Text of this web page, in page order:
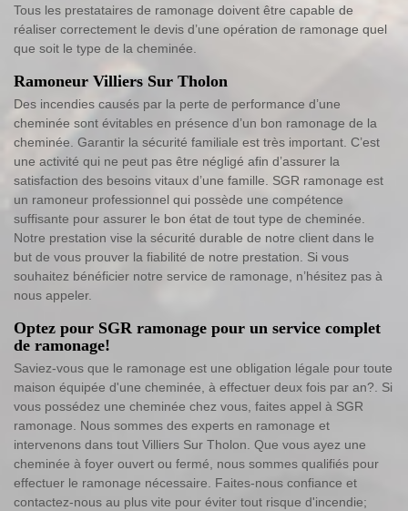
Tous les prestataires de ramonage doivent être capable de
réaliser correctement le devis d’une opération de ramonage quel
que soit le type de la cheminée.
Ramoneur Villiers Sur Tholon
Des incendies causés par la perte de performance d’une
cheminée sont évitables en présence d’un bon ramonage de la
cheminée. Garantir la sécurité familiale est très important. C’est
une activité qui ne peut pas être négligé afin d’assurer la
satisfaction des besoins vitaux d’une famille. SGR ramonage est
un ramoneur professionnel qui possède une compétence
suffisante pour assurer le bon état de tout type de cheminée.
Notre prestation vise la sécurité durable de notre client dans le
but de vous prouver la fiabilité de notre prestation. Si vous
souhaitez bénéficier notre service de ramonage, n’hésitez pas à
nous appeler.
Optez pour SGR ramonage pour un service complet
de ramonage!
Saviez-vous que le ramonage est une obligation légale pour toute
maison équipée d'une cheminée, à effectuer deux fois par an?. Si
vous possédez une cheminée chez vous, faites appel à SGR
ramonage. Nous sommes des experts en ramonage et
intervenons dans tout Villiers Sur Tholon. Que vous ayez une
cheminée à foyer ouvert ou fermé, nous sommes qualifiés pour
effectuer le ramonage nécessaire. Faites-nous confiance et
contactez-nous au plus vite pour éviter tout risque d'incendie;